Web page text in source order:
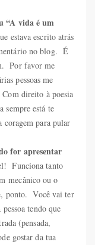
“A vida é um
estava escrito atrás
no blog. É
Por favor me
pessoas me
direito à poesia
está te
para pular
for apresentar
Funciona tanto
mecânico ou o
ponto. Você vai ter
tendo que
(pensada,
gostar da tua